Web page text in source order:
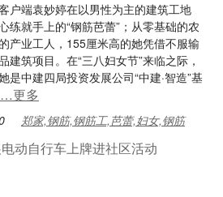
户端袁妙婷在以男性为主的建筑工地
练就手上的“钢筋芭蕾”；从零基础的农
产业工人，155厘米高的她凭借不服输
建筑项目。在“三八妇女节”来临之际，
是中建四局投资发展公司“中建·智造”基
更多
郑家,钢筋,钢筋工,芭蕾,妇女,钢筋